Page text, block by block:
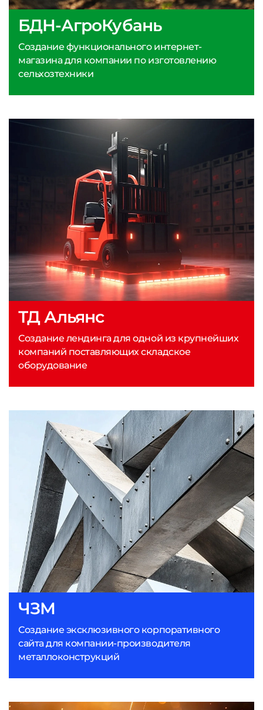
БДН-АгроКубань
Создание функционального интернет-
магазина для компании по изготовлению
сельхозтехники
ЧЗМ
Создание эксклюзивного корпоративного
сайта для компании-производителя
металлоконструкций
ТД Альянс
Создание лендинга для одной из крупнейших
компаний поставляющих складское
оборудование